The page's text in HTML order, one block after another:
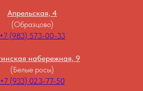
Апрельская, 4
(Образцово)
+7 (983) 573-00-33
набережная, 9
(Белые росы)
+7 (933) 023-77-50